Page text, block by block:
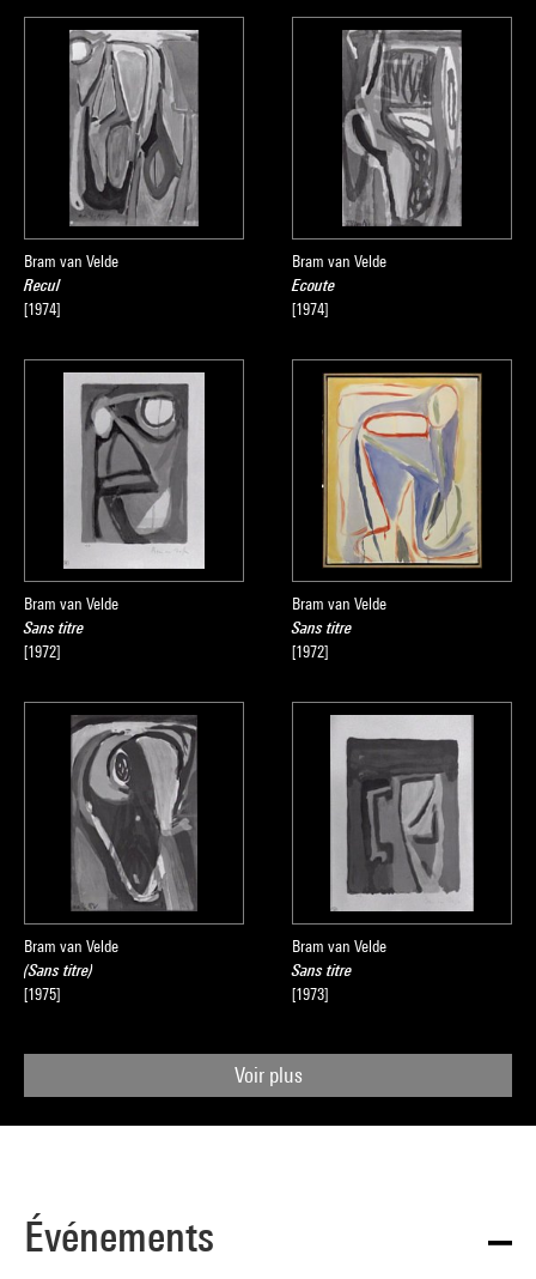
Bram van Velde
Recul
[1974]
Bram van Velde
Ecoute
[1974]
Bram van Velde
Sans titre
[1972]
Bram van Velde
Sans titre
[1972]
Bram van Velde
(Sans titre)
[1975]
Bram van Velde
Sans titre
[1973]
Voir plus
Événements